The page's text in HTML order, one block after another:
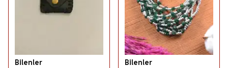
Bilenler Bilenler